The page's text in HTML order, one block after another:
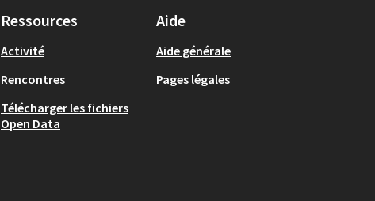
Ressources
Activité
Rencontres
Télécharger les fichiers
Open Data
Aide
Aide générale
Pages légales